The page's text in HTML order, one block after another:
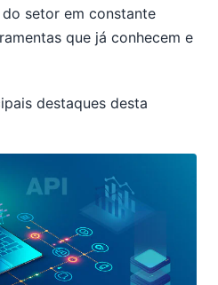
setor em constante
que já conhecem e
destaques desta